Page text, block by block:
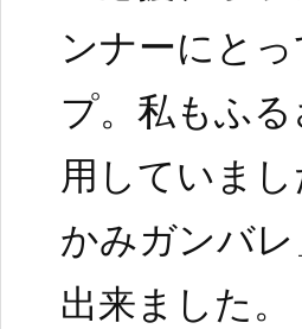
ンナーにと
プ。私もふ
用していま
かみガンバ
出来ました。